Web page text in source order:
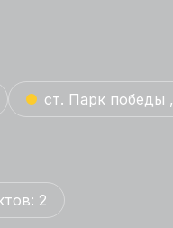
ст. Парк победы ,
2